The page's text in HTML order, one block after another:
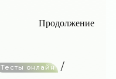
Продолжение
Тесты онлайн /